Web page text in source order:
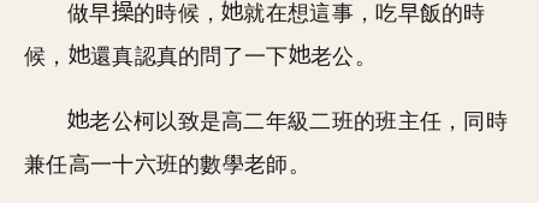
做早 的時候，
就在想這事，吃早飯的時
候，
還真認真的問了一下 老公。
老公柯以致是高二年級二班的班主任，同時
兼任高一十六班的數學老師。